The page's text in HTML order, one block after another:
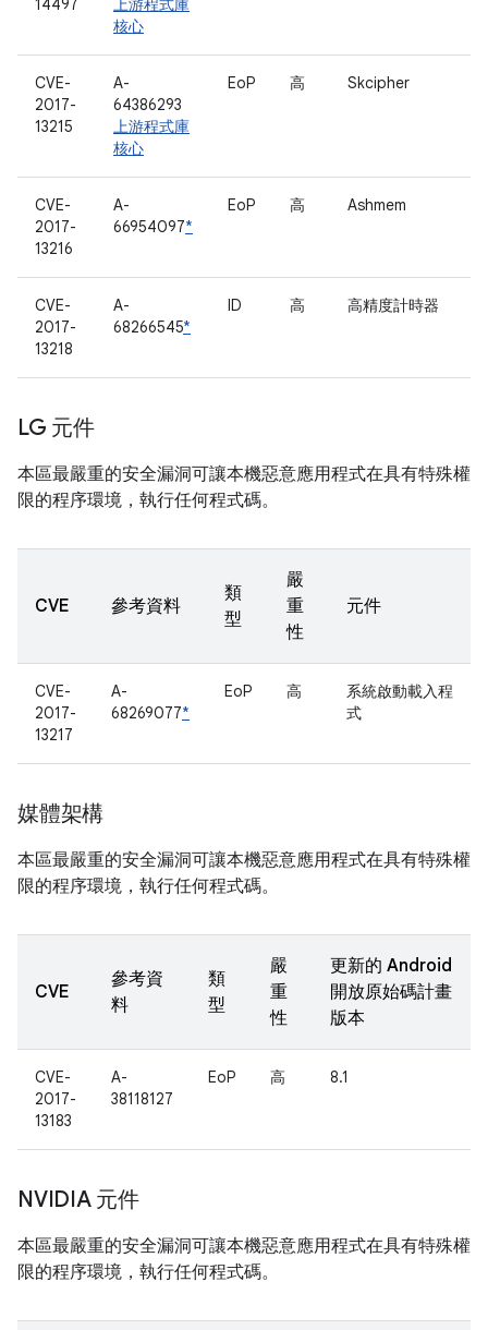
14497
上游程式庫
核心
CVE-
2017-
13215
A-
64386293
上游程式庫
核心
EoP 高 Skcipher
CVE-
2017-
13216
A-
66954097*
EoP 高 Ashmem
CVE-
2017-
13218
A-
68266545*
ID 高 高精度計時器
LG 元件
本區最嚴重的安全漏洞可讓本機惡意應用程式在具有特殊權
限的程序環境，執行任何程式碼。
CVE 參考資料
類
型
嚴
重
性
元件
CVE-
2017-
13217
A-
68269077*
EoP 高
系統啟動載入程
式
媒體架構
本區最嚴重的安全漏洞可讓本機惡意應用程式在具有特殊權
限的程序環境，執行任何程式碼。
CVE
參考資
料
類
型
嚴
重
性
更新的 Android
開放原始碼計畫
版本
CVE-
2017-
13183
A-
38118127
EoP 高 8.1
NVIDIA 元件
本區最嚴重的安全漏洞可讓本機惡意應用程式在具有特殊權
限的程序環境，執行任何程式碼。